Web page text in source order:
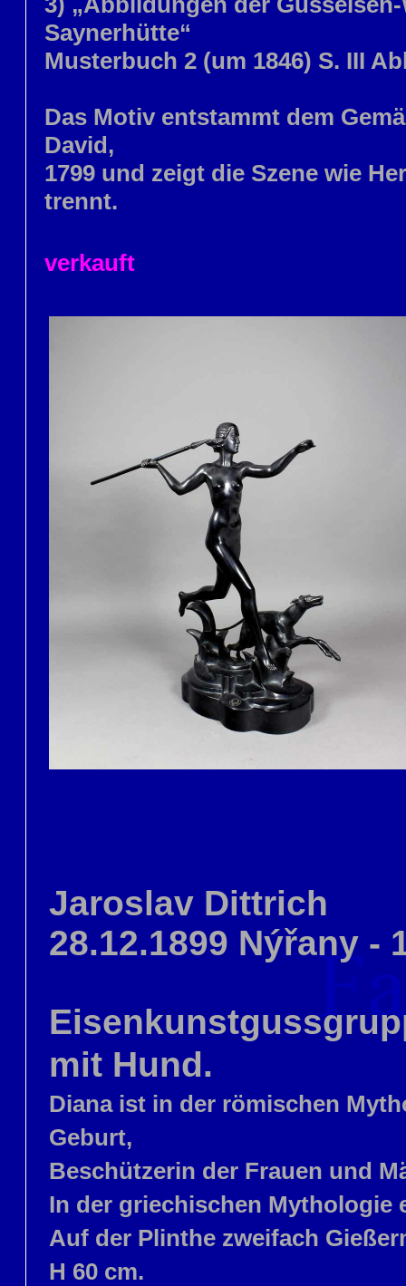
Saynerhütte“
Musterbuch 2 (um 1846) S. III
Das Motiv entstammt dem
David,
1799 und zeigt die Szene wie
trennt.
verkauft
Jaroslav Dittrich
28.12.1899 Nýřany -
mit Hund.
Diana ist in der römischen
Geburt,
Beschützerin der Frauen und
In der griechischen Mythologie
Auf der Plinthe zweifach
H 60 cm.